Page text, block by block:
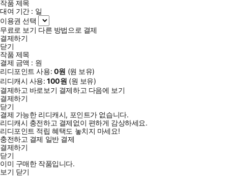
작품 제목
대여 기간 : 일
이용권 선택
무료로 보기 다른 방법으로 결제
결제하기
닫기
작품 제목
결제 금액 : 원
리디포인트 사용: 0원 (원 보유)
리디캐시 사용:100원 (원 보유)
결제하고 바로보기 결제하고 다음에 보기
결제하기
닫기
결제 가능한 리디캐시, 포인트가 없습니다.
리디캐시 충전하고 결제없이 편하게 감상하세요.
리디포인트 적립 혜택도 놓치지 마세요!
충전하고 결제 일반 결제
결제하기
닫기
이미 구매한 작품입니다.
보기 닫기